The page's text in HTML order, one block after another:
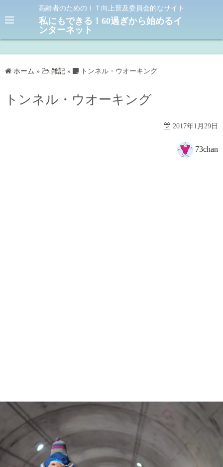
ン
へ
高齢者のためのＩＴ向上普及委員会的なサイト
私にもできる！60過ぎから始めるイ
ンターネット
ホーム » 雑記 » トンネル・ウオーキング
トンネル・ウオーキング
2017年1月29日
73chan